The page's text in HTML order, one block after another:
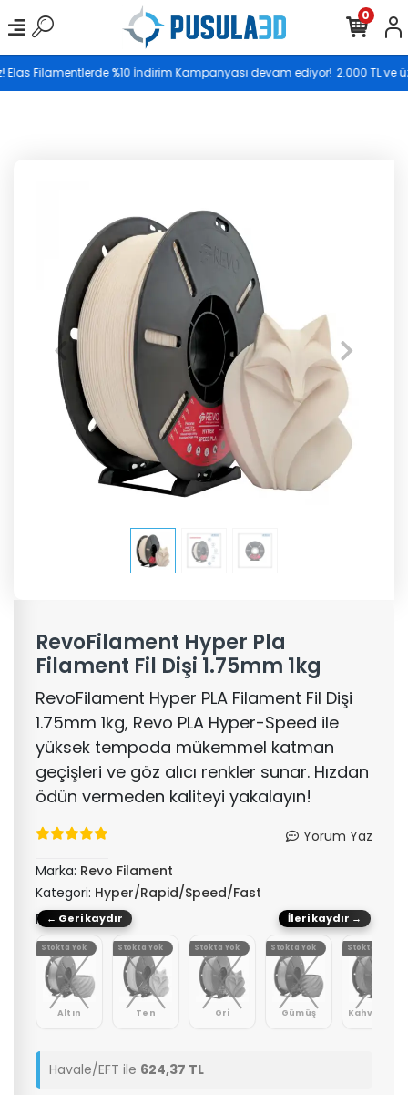
Saat 17.00’ye kadar vereceğiniz siparişler aynı gün
kargoya teslim edilir.
Filamentlerde %10 İndirim Kampanyası devam ediyor! 2.000 TL ve
0
RevoFilament Hyper Pla
Filament Fil Dişi 1.75mm 1kg
RevoFilament Hyper PLA Filament Fil Dişi
1.75mm 1kg, Revo PLA Hyper-Speed ile
yüksek tempoda mükemmel katman
geçişleri ve göz alıcı renkler sunar. Hızdan
ödün vermeden kaliteyi yakalayın!
Yorum Yaz
Marka: Revo Filament
Kategori: Hyper/Rapid/Speed/Fast
Renk: Fildişi
Altın
Stokta Yok
Ten
Stokta Yok
Gri
Stokta Yok
Gümüş
Stokta Yok Stokta Yok
← Geri kaydır İleri kaydır →
Havale/EFT ile 624,37 TL